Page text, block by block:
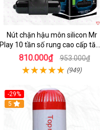
Nút chặn hậu môn silicon Mr
Play 10 tần số rung cao cấp tăng
khoái cảm
810.000₫ 953.000₫
(949)
-29%
5